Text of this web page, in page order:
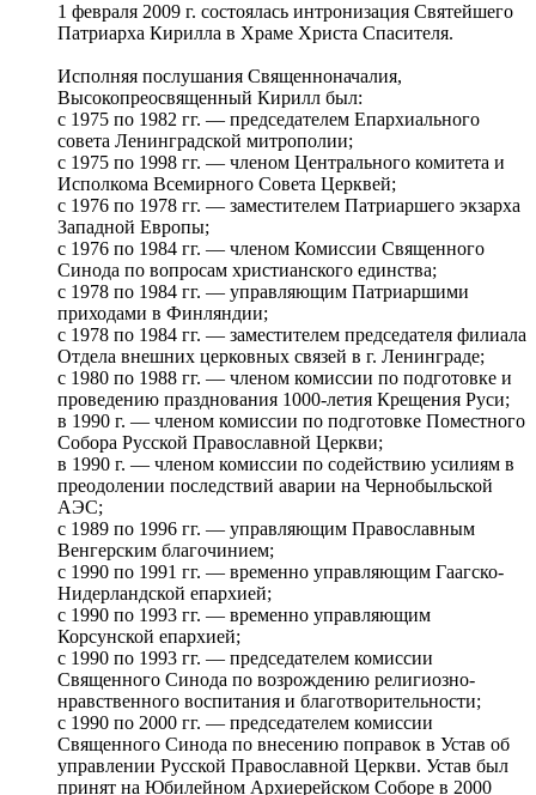
1 февраля 2009 г. состоялась интронизация Святейшего
Патриарха Кирилла в Храме Христа Спасителя.
Исполняя послушания Священноначалия,
Высокопреосвященный Кирилл был:
с 1975 по 1982 гг. — председателем Епархиального
совета Ленинградской митрополии;
с 1975 по 1998 гг. — членом Центрального комитета и
Исполкома Всемирного Совета Церквей;
с 1976 по 1978 гг. — заместителем Патриаршего экзарха
Западной Европы;
с 1976 по 1984 гг. — членом Комиссии Священного
Синода по вопросам христианского единства;
c 1978 по 1984 гг. — управляющим Патриаршими
приходами в Финляндии;
с 1978 по 1984 гг. — заместителем председателя филиала
Отдела внешних церковных связей в г. Ленинграде;
с 1980 по 1988 гг. — членом комиссии по подготовке и
проведению празднования 1000-летия Крещения Руси;
в 1990 г. — членом комиссии по подготовке Поместного
Собора Русской Православной Церкви;
в 1990 г. — членом комиссии по содействию усилиям в
преодолении последствий аварии на Чернобыльской
АЭС;
с 1989 по 1996 гг. — управляющим Православным
Венгерским благочинием;
с 1990 по 1991 гг. — временно управляющим Гаагско-
Нидерландской епархией;
с 1990 по 1993 гг. — временно управляющим
Корсунской епархией;
с 1990 по 1993 гг. — председателем комиссии
Священного Синода по возрождению религиозно-
нравственного воспитания и благотворительности;
с 1990 по 2000 гг. — председателем комиссии
Священного Синода по внесению поправок в Устав об
управлении Русской Православной Церкви. Устав был
принят на Юбилейном Архиерейском Соборе в 2000